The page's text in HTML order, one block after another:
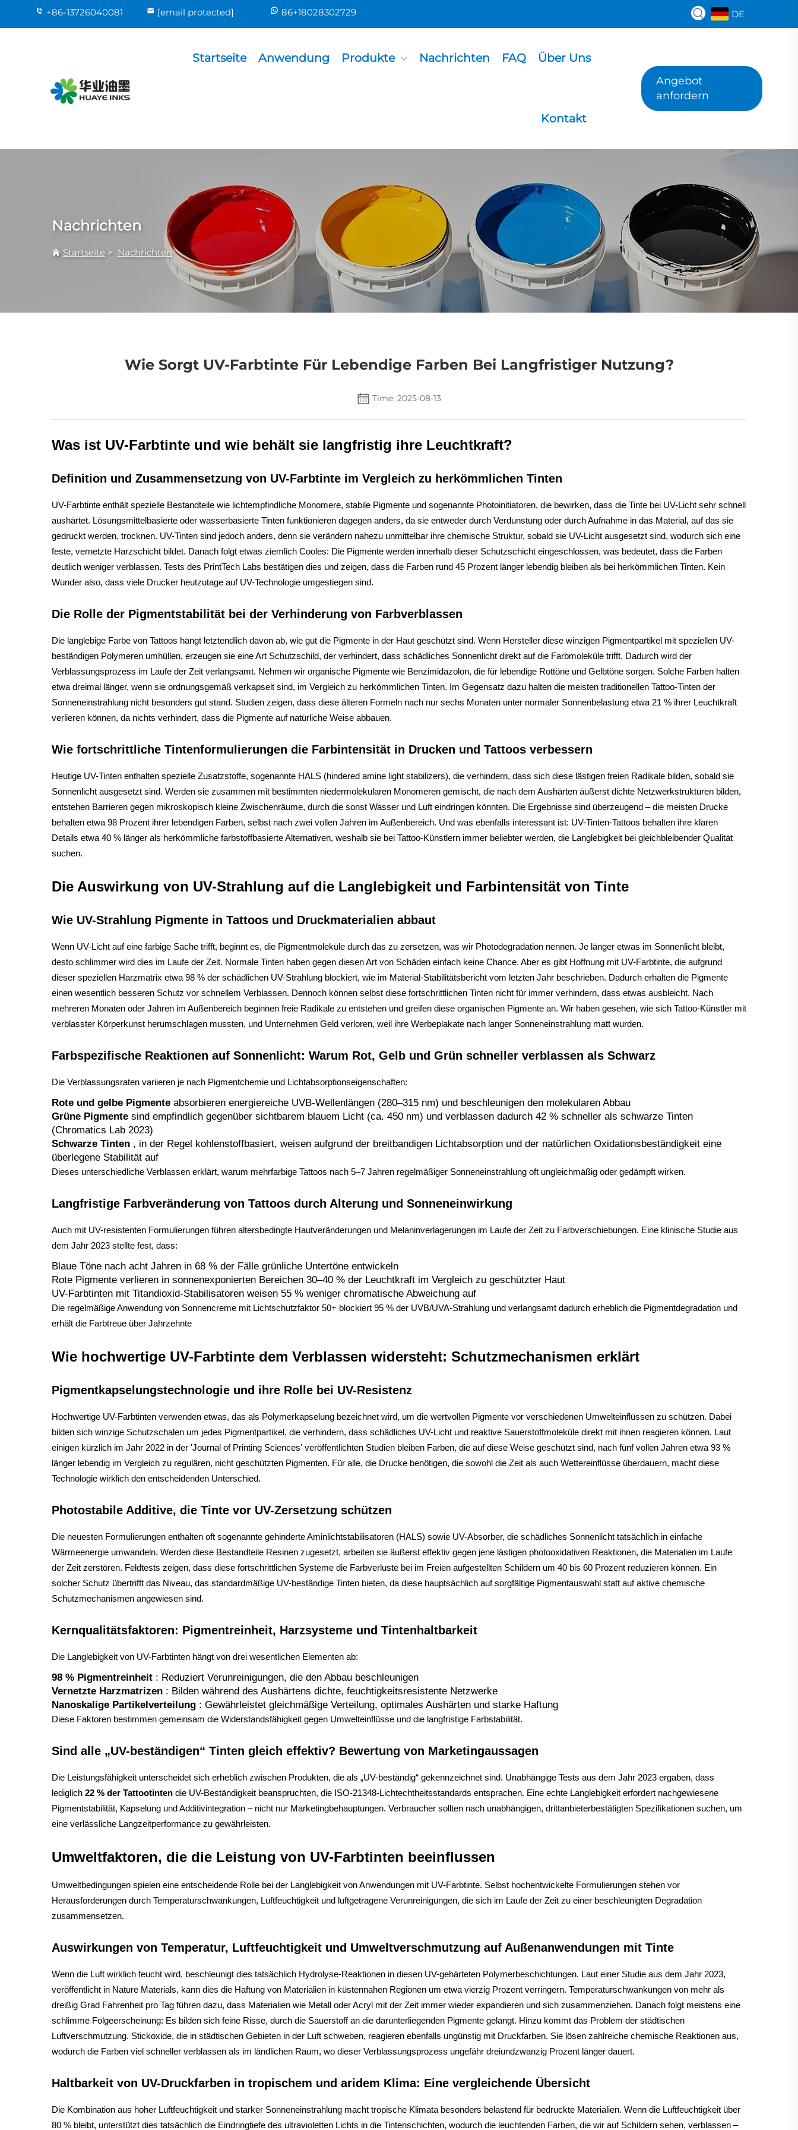
+86-13726040081 [email protected] 86+18028302729 DE
Startseite Anwendung Produkte Nachrichten FAQ Über Uns
Kontakt
Angebot
anfordern
Nachrichten
Startseite > Nachrichten
Wie Sorgt UV-Farbtinte Für Lebendige Farben Bei Langfristiger Nutzung?
Time: 2025-08-13
Was ist UV-Farbtinte und wie behält sie langfristig ihre Leuchtkraft?
Definition und Zusammensetzung von UV-Farbtinte im Vergleich zu herkömmlichen Tinten
UV-Farbtinte enthält spezielle Bestandteile wie lichtempfindliche Monomere, stabile Pigmente und sogenannte Photoinitiatoren, die bewirken, dass die Tinte bei UV-Licht sehr schnell
aushärtet. Lösungsmittelbasierte oder wasserbasierte Tinten funktionieren dagegen anders, da sie entweder durch Verdunstung oder durch Aufnahme in das Material, auf das sie
gedruckt werden, trocknen. UV-Tinten sind jedoch anders, denn sie verändern nahezu unmittelbar ihre chemische Struktur, sobald sie UV-Licht ausgesetzt sind, wodurch sich eine
feste, vernetzte Harzschicht bildet. Danach folgt etwas ziemlich Cooles: Die Pigmente werden innerhalb dieser Schutzschicht eingeschlossen, was bedeutet, dass die Farben
deutlich weniger verblassen. Tests des PrintTech Labs bestätigen dies und zeigen, dass die Farben rund 45 Prozent länger lebendig bleiben als bei herkömmlichen Tinten. Kein
Wunder also, dass viele Drucker heutzutage auf UV-Technologie umgestiegen sind.
Die Rolle der Pigmentstabilität bei der Verhinderung von Farbverblassen
Die langlebige Farbe von Tattoos hängt letztendlich davon ab, wie gut die Pigmente in der Haut geschützt sind. Wenn Hersteller diese winzigen Pigmentpartikel mit speziellen UV-
beständigen Polymeren umhüllen, erzeugen sie eine Art Schutzschild, der verhindert, dass schädliches Sonnenlicht direkt auf die Farbmoleküle trifft. Dadurch wird der
Verblassungsprozess im Laufe der Zeit verlangsamt. Nehmen wir organische Pigmente wie Benzimidazolon, die für lebendige Rottöne und Gelbtöne sorgen. Solche Farben halten
etwa dreimal länger, wenn sie ordnungsgemäß verkapselt sind, im Vergleich zu herkömmlichen Tinten. Im Gegensatz dazu halten die meisten traditionellen Tattoo-Tinten der
Sonneneinstrahlung nicht besonders gut stand. Studien zeigen, dass diese älteren Formeln nach nur sechs Monaten unter normaler Sonnenbelastung etwa 21 % ihrer Leuchtkraft
verlieren können, da nichts verhindert, dass die Pigmente auf natürliche Weise abbauen.
Wie fortschrittliche Tintenformulierungen die Farbintensität in Drucken und Tattoos verbessern
Heutige UV-Tinten enthalten spezielle Zusatzstoffe, sogenannte HALS (hindered amine light stabilizers), die verhindern, dass sich diese lästigen freien Radikale bilden, sobald sie
Sonnenlicht ausgesetzt sind. Werden sie zusammen mit bestimmten niedermolekularen Monomeren gemischt, die nach dem Aushärten äußerst dichte Netzwerkstrukturen bilden,
entstehen Barrieren gegen mikroskopisch kleine Zwischenräume, durch die sonst Wasser und Luft eindringen könnten. Die Ergebnisse sind überzeugend – die meisten Drucke
behalten etwa 98 Prozent ihrer lebendigen Farben, selbst nach zwei vollen Jahren im Außenbereich. Und was ebenfalls interessant ist: UV-Tinten-Tattoos behalten ihre klaren
Details etwa 40 % länger als herkömmliche farbstoffbasierte Alternativen, weshalb sie bei Tattoo-Künstlern immer beliebter werden, die Langlebigkeit bei gleichbleibender Qualität
suchen.
Die Auswirkung von UV-Strahlung auf die Langlebigkeit und Farbintensität von Tinte
Wie UV-Strahlung Pigmente in Tattoos und Druckmaterialien abbaut
Wenn UV-Licht auf eine farbige Sache trifft, beginnt es, die Pigmentmoleküle durch das zu zersetzen, was wir Photodegradation nennen. Je länger etwas im Sonnenlicht bleibt,
desto schlimmer wird dies im Laufe der Zeit. Normale Tinten haben gegen diesen Art von Schäden einfach keine Chance. Aber es gibt Hoffnung mit UV-Farbtinte, die aufgrund
dieser speziellen Harzmatrix etwa 98 % der schädlichen UV-Strahlung blockiert, wie im Material-Stabilitätsbericht vom letzten Jahr beschrieben. Dadurch erhalten die Pigmente
einen wesentlich besseren Schutz vor schnellem Verblassen. Dennoch können selbst diese fortschrittlichen Tinten nicht für immer verhindern, dass etwas ausbleicht. Nach
mehreren Monaten oder Jahren im Außenbereich beginnen freie Radikale zu entstehen und greifen diese organischen Pigmente an. Wir haben gesehen, wie sich Tattoo-Künstler mit
verblasster Körperkunst herumschlagen mussten, und Unternehmen Geld verloren, weil ihre Werbeplakate nach langer Sonneneinstrahlung matt wurden.
Farbspezifische Reaktionen auf Sonnenlicht: Warum Rot, Gelb und Grün schneller verblassen als Schwarz
Die Verblassungsraten variieren je nach Pigmentchemie und Lichtabsorptionseigenschaften:
Rote und gelbe Pigmente absorbieren energiereiche UVB-Wellenlängen (280–315 nm) und beschleunigen den molekularen Abbau
Grüne Pigmente sind empfindlich gegenüber sichtbarem blauem Licht (ca. 450 nm) und verblassen dadurch 42 % schneller als schwarze Tinten
(Chromatics Lab 2023)
Schwarze Tinten , in der Regel kohlenstoffbasiert, weisen aufgrund der breitbandigen Lichtabsorption und der natürlichen Oxidationsbeständigkeit eine
überlegene Stabilität auf
Dieses unterschiedliche Verblassen erklärt, warum mehrfarbige Tattoos nach 5–7 Jahren regelmäßiger Sonneneinstrahlung oft ungleichmäßig oder gedämpft wirken.
Langfristige Farbveränderung von Tattoos durch Alterung und Sonneneinwirkung
Auch mit UV-resistenten Formulierungen führen altersbedingte Hautveränderungen und Melaninverlagerungen im Laufe der Zeit zu Farbverschiebungen. Eine klinische Studie aus
dem Jahr 2023 stellte fest, dass:
Blaue Töne nach acht Jahren in 68 % der Fälle grünliche Untertöne entwickeln
Rote Pigmente verlieren in sonnenexponierten Bereichen 30–40 % der Leuchtkraft im Vergleich zu geschützter Haut
UV-Farbtinten mit Titandioxid-Stabilisatoren weisen 55 % weniger chromatische Abweichung auf
Die regelmäßige Anwendung von Sonnencreme mit Lichtschutzfaktor 50+ blockiert 95 % der UVB/UVA-Strahlung und verlangsamt dadurch erheblich die Pigmentdegradation und
erhält die Farbtreue über Jahrzehnte
Wie hochwertige UV-Farbtinte dem Verblassen widersteht: Schutzmechanismen erklärt
Pigmentkapselungstechnologie und ihre Rolle bei UV-Resistenz
Hochwertige UV-Farbtinten verwenden etwas, das als Polymerkapselung bezeichnet wird, um die wertvollen Pigmente vor verschiedenen Umwelteinflüssen zu schützen. Dabei
bilden sich winzige Schutzschalen um jedes Pigmentpartikel, die verhindern, dass schädliches UV-Licht und reaktive Sauerstoffmoleküle direkt mit ihnen reagieren können. Laut
einigen kürzlich im Jahr 2022 in der 'Journal of Printing Sciences' veröffentlichten Studien bleiben Farben, die auf diese Weise geschützt sind, nach fünf vollen Jahren etwa 93 %
länger lebendig im Vergleich zu regulären, nicht geschützten Pigmenten. Für alle, die Drucke benötigen, die sowohl die Zeit als auch Wettereinflüsse überdauern, macht diese
Technologie wirklich den entscheidenden Unterschied.
Photostabile Additive, die Tinte vor UV-Zersetzung schützen
Die neuesten Formulierungen enthalten oft sogenannte gehinderte Aminlichtstabilisatoren (HALS) sowie UV-Absorber, die schädliches Sonnenlicht tatsächlich in einfache
Wärmeenergie umwandeln. Werden diese Bestandteile Resinen zugesetzt, arbeiten sie äußerst effektiv gegen jene lästigen photooxidativen Reaktionen, die Materialien im Laufe
der Zeit zerstören. Feldtests zeigen, dass diese fortschrittlichen Systeme die Farbverluste bei im Freien aufgestellten Schildern um 40 bis 60 Prozent reduzieren können. Ein
solcher Schutz übertrifft das Niveau, das standardmäßige UV-beständige Tinten bieten, da diese hauptsächlich auf sorgfältige Pigmentauswahl statt auf aktive chemische
Schutzmechanismen angewiesen sind.
Kernqualitätsfaktoren: Pigmentreinheit, Harzsysteme und Tintenhaltbarkeit
Die Langlebigkeit von UV-Farbtinten hängt von drei wesentlichen Elementen ab:
98 % Pigmentreinheit : Reduziert Verunreinigungen, die den Abbau beschleunigen
Vernetzte Harzmatrizen : Bilden während des Aushärtens dichte, feuchtigkeitsresistente Netzwerke
Nanoskalige Partikelverteilung : Gewährleistet gleichmäßige Verteilung, optimales Aushärten und starke Haftung
Diese Faktoren bestimmen gemeinsam die Widerstandsfähigkeit gegen Umwelteinflüsse und die langfristige Farbstabilität.
Sind alle „UV-beständigen“ Tinten gleich effektiv? Bewertung von Marketingaussagen
Die Leistungsfähigkeit unterscheidet sich erheblich zwischen Produkten, die als „UV-beständig“ gekennzeichnet sind. Unabhängige Tests aus dem Jahr 2023 ergaben, dass
lediglich 22 % der Tattootinten die UV-Beständigkeit beanspruchten, die ISO-21348-Lichtechtheitsstandards entsprachen. Eine echte Langlebigkeit erfordert nachgewiesene
Pigmentstabilität, Kapselung und Additivintegration – nicht nur Marketingbehauptungen. Verbraucher sollten nach unabhängigen, drittanbieterbestätigten Spezifikationen suchen, um
eine verlässliche Langzeitperformance zu gewährleisten.
Umweltfaktoren, die die Leistung von UV-Farbtinten beeinflussen
Umweltbedingungen spielen eine entscheidende Rolle bei der Langlebigkeit von Anwendungen mit UV-Farbtinte. Selbst hochentwickelte Formulierungen stehen vor
Herausforderungen durch Temperaturschwankungen, Luftfeuchtigkeit und luftgetragene Verunreinigungen, die sich im Laufe der Zeit zu einer beschleunigten Degradation
zusammensetzen.
Auswirkungen von Temperatur, Luftfeuchtigkeit und Umweltverschmutzung auf Außenanwendungen mit Tinte
Wenn die Luft wirklich feucht wird, beschleunigt dies tatsächlich Hydrolyse-Reaktionen in diesen UV-gehärteten Polymerbeschichtungen. Laut einer Studie aus dem Jahr 2023,
veröffentlicht in Nature Materials, kann dies die Haftung von Materialien in küstennahen Regionen um etwa vierzig Prozent verringern. Temperaturschwankungen von mehr als
dreißig Grad Fahrenheit pro Tag führen dazu, dass Materialien wie Metall oder Acryl mit der Zeit immer wieder expandieren und sich zusammenziehen. Danach folgt meistens eine
schlimme Folgeerscheinung: Es bilden sich feine Risse, durch die Sauerstoff an die darunterliegenden Pigmente gelangt. Hinzu kommt das Problem der städtischen
Luftverschmutzung. Stickoxide, die in städtischen Gebieten in der Luft schweben, reagieren ebenfalls ungünstig mit Druckfarben. Sie lösen zahlreiche chemische Reaktionen aus,
wodurch die Farben viel schneller verblassen als im ländlichen Raum, wo dieser Verblassungsprozess ungefähr dreiundzwanzig Prozent länger dauert.
Haltbarkeit von UV-Druckfarben in tropischem und aridem Klima: Eine vergleichende Übersicht
Die Kombination aus hoher Luftfeuchtigkeit und starker Sonneneinstrahlung macht tropische Klimata besonders belastend für bedruckte Materialien. Wenn die Luftfeuchtigkeit über
80 % bleibt, unterstützt dies tatsächlich die Eindringtiefe des ultravioletten Lichts in die Tintenschichten, wodurch die leuchtenden Farben, die wir auf Schildern sehen, verblassen –